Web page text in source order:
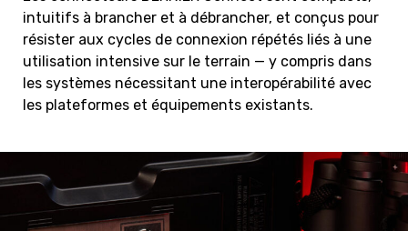
intuitifs à brancher et à débrancher, et conçus pour
résister aux cycles de connexion répétés liés à une
utilisation intensive sur le terrain — y compris dans
les systèmes nécessitant une interopérabilité avec
les plateformes et équipements existants.